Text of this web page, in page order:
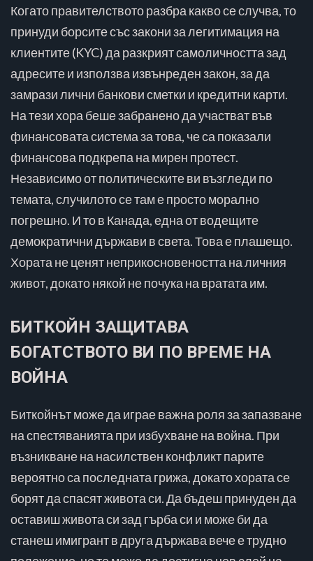
Когато правителството разбра какво се случва, то
принуди борсите със закони за легитимация на
клиентите (KYC) да разкрият самоличността зад
адресите и използва извънреден закон, за да
замрази лични банкови сметки и кредитни карти.
На тези хора беше забранено да участват във
финансовата система за това, че са показали
финансова подкрепа на мирен протест.
Независимо от политическите ви възгледи по
темата, случилото се там е просто морално
погрешно. И то в Канада, една от водещите
демократични държави в света. Това е плашещо.
Хората не ценят неприкосновеността на личния
живот, докато някой не почука на вратата им.
БИТКОЙН ЗАЩИТАВА
БОГАТСТВОТО ВИ ПО ВРЕМЕ НА
ВОЙНА
Биткойнът може да играе важна роля за запазване
на спестяванията при избухване на война. При
възникване на насилствен конфликт парите
вероятно са последната грижа, докато хората се
борят да спасят живота си. Да бъдеш принуден да
оставиш живота си зад гърба си и може би да
станеш имигрант в друга държава вече е трудно